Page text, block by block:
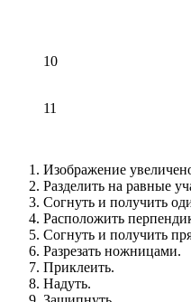
10
11
Изображение
Разделить на равные
Согнуть и получить
Расположить
Согнуть и получить
Разрезать ножницами.
Приклеить.
Надуть.